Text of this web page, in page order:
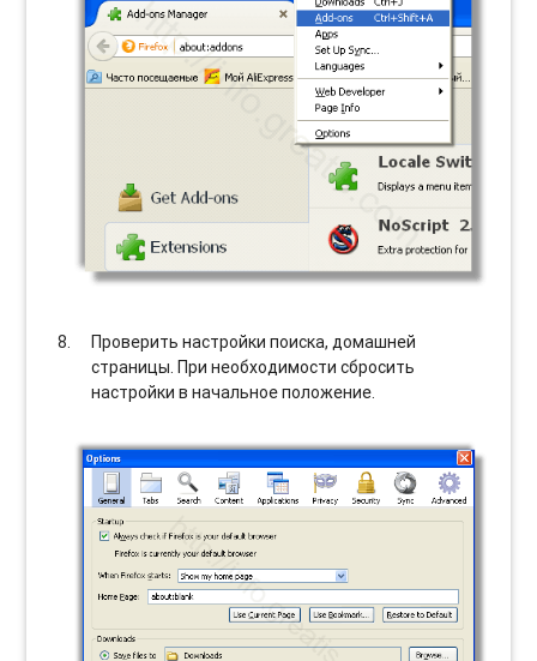
Проверить настройки поиска, домашней
страницы. При необходимости сбросить
настройки в начальное положение.